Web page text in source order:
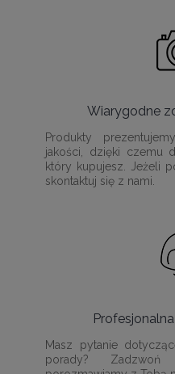
Wiarygodne
Produkty
jakości, dzięki czemu
który kupujesz. Jeżeli
skontaktuj się z nami.
Masz pytanie
porady?